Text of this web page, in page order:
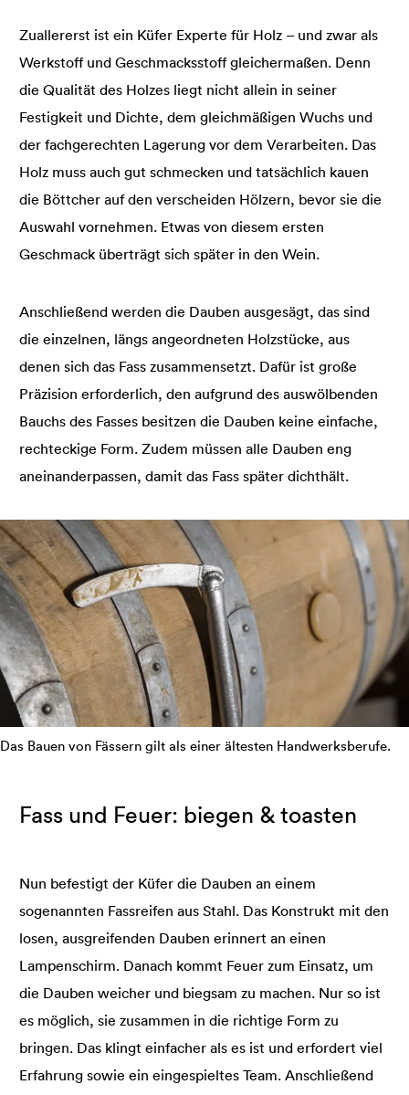
Zuallererst ist ein Küfer Experte für Holz – und zwar als
Werkstoff und Geschmacksstoff gleichermaßen. Denn
die Qualität des Holzes liegt nicht allein in seiner
Festigkeit und Dichte, dem gleichmäßigen Wuchs und
der fachgerechten Lagerung vor dem Verarbeiten. Das
Holz muss auch gut schmecken und tatsächlich kauen
die Böttcher auf den verscheiden Hölzern, bevor sie die
Auswahl vornehmen. Etwas von diesem ersten
Geschmack überträgt sich später in den Wein.
Anschließend werden die Dauben ausgesägt, das sind
die einzelnen, längs angeordneten Holzstücke, aus
denen sich das Fass zusammensetzt. Dafür ist große
Präzision erforderlich, den aufgrund des auswölbenden
Bauchs des Fasses besitzen die Dauben keine einfache,
rechteckige Form. Zudem müssen alle Dauben eng
aneinanderpassen, damit das Fass später dichthält.
Das Bauen von Fässern gilt als einer ältesten Handwerksberufe.
Fass und Feuer: biegen & toasten
Nun befestigt der Küfer die Dauben an einem
sogenannten Fassreifen aus Stahl. Das Konstrukt mit den
losen, ausgreifenden Dauben erinnert an einen
Lampenschirm. Danach kommt Feuer zum Einsatz, um
die Dauben weicher und biegsam zu machen. Nur so ist
es möglich, sie zusammen in die richtige Form zu
bringen. Das klingt einfacher als es ist und erfordert viel
Erfahrung sowie ein eingespieltes Team. Anschließend